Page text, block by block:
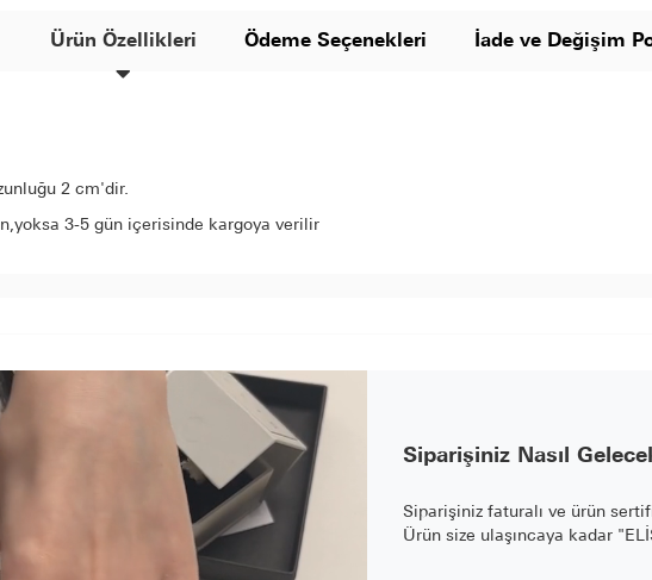
Ürün Özellikleri Ödeme Seçenekleri İade ve Değişim
2 cm'dir.
3-5 gün içerisinde kargoya verilir
Siparişiniz Nasıl
Siparişiniz faturalı ve ürün
Ürün size ulaşıncaya kadar